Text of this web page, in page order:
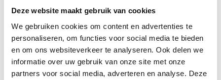
Deze website maakt gebruik van cookies
We gebruiken cookies om content en advertenties te
personaliseren, om functies voor social media te bieden
en om ons websiteverkeer te analyseren. Ook delen we
informatie over uw gebruik van onze site met onze
partners voor social media, adverteren en analyse. Deze
favoriete serie of kies uit een van de 28 trainingsprogramma's. Zo
blijf je gemotiveerd en haal je het maximale uit elke sessie.
Perfect voor thuis en professioneel gebruik
Dankzij de robuuste bouw en het maximale gebruikersgewicht